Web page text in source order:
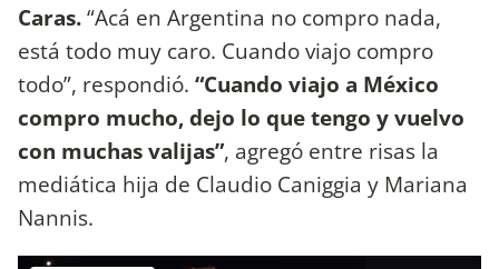
Caras.“Acá en Argentina no compro nada,
está todo muy caro. Cuando viajo compro
todo”, respondió. “Cuando viajo a México
compro mucho, dejo lo que tengo y vuelvo
con muchas valijas”, agregó entre risas la
mediática hija de Claudio Caniggia y Mariana
Nannis.